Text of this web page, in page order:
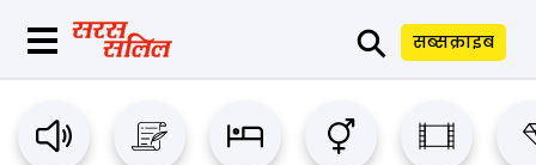
⚲ सब्सक्राइब